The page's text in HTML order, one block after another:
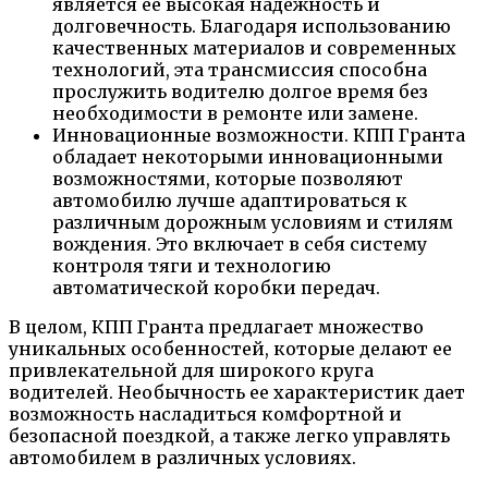
долговечность. Благодаря использованию
качественных материалов и современных
технологий, эта трансмиссия способна
прослужить водителю долгое время без
необходимости в ремонте или замене.
Инновационные возможности. КПП Гранта
обладает некоторыми инновационными
возможностями, которые позволяют
автомобилю лучше адаптироваться к
различным дорожным условиям и стилям
вождения. Это включает в себя систему
контроля тяги и технологию
автоматической коробки передач.
В целом, КПП Гранта предлагает множество
уникальных особенностей, которые делают ее
привлекательной для широкого круга
водителей. Необычность ее характеристик дает
возможность насладиться комфортной и
безопасной поездкой, а также легко управлять
автомобилем в различных условиях.